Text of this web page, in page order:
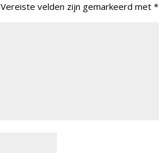
Vereiste velden zijn gemarkeerd met*